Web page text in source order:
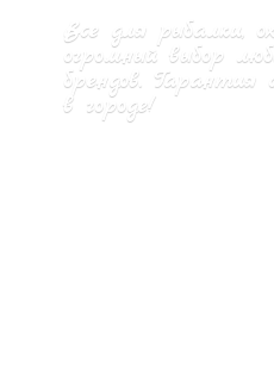
Все для рыбалки,
огромный выбор
брендов. Гарантия
в городе!